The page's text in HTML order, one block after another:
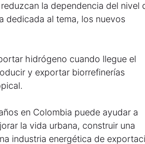
la dependencia del nivel
dedicada al tema, los nuevos
hidrógeno cuando llegue el
y exportar biorrefinerías
en Colombia puede ayudar a
la vida urbana, construir una
industria energética de